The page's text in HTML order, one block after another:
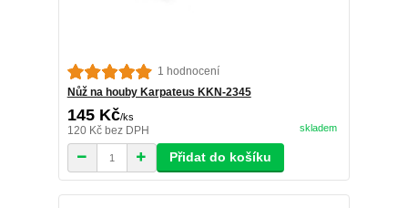
1 hodnocení
Nůž na houby Karpateus KKN-2345
145 Kč/ks
120 Kč bez DPH skladem
Přidat do košíku